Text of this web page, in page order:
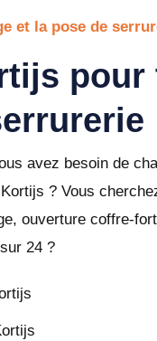
et la pose de
pour
avez besoin de
? Vous
ouverture coffre-
24 ?